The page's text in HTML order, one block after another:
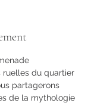
ruelles du quartier
partagerons
de la mythologie